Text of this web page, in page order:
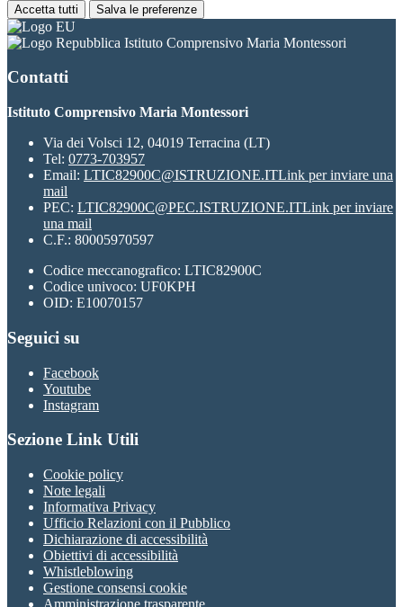
Accetta tutti Salva le preferenze
Istituto Comprensivo Maria Montessori
Contatti
Istituto Comprensivo Maria Montessori
Via dei Volsci 12, 04019 Terracina (LT)
Tel: 0773-703957
Email: LTIC82900C@ISTRUZIONE.ITLink per inviare una
mail
PEC: LTIC82900C@PEC.ISTRUZIONE.ITLink per inviare
una mail
C.F.: 80005970597
Codice meccanografico: LTIC82900C
Codice univoco: UF0KPH
OID: E10070157
Seguici su
Facebook
Youtube
Instagram
Sezione Link Utili
Cookie policy
Note legali
Informativa Privacy
Ufficio Relazioni con il Pubblico
Dichiarazione di accessibilità
Obiettivi di accessibilità
Whistleblowing
Gestione consensi cookie
Amministrazione trasparente